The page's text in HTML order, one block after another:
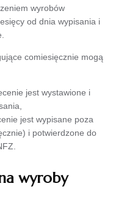
wyrobów
od dnia wypisania i
comiesięcznie mogą
jest wystawione i
jest wypisane poza
i potwierdzone do
wyroby